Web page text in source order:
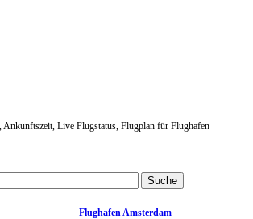
Live Flugstatus, Flugplan für Flughafen
Flughafen Amsterdam